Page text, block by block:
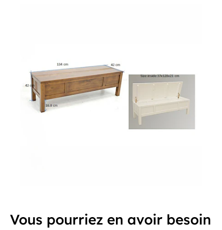
Vous pourriez en avoir besoin